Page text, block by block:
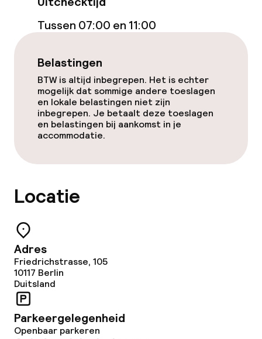
Beleid
Kleine huisdieren toegestaan (minder
dan de 5 kg)
Tussen 07:00 en 11:00
Belastingen
BTW is altijd inbegrepen. Het is echter
mogelijk dat sommige andere toeslagen
en lokale belastingen niet zijn
inbegrepen. Je betaalt deze toeslagen
en belastingen bij aankomst in je
accommodatie.
Locatie
Adres
Friedrichstrasse, 105
10117 Berlin
Duitsland
Parkeergelegenheid
Openbaar parkeren